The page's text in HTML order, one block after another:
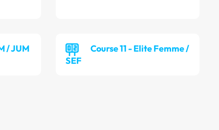
/ JUM
Course 11 - Elite Femme /
SEF